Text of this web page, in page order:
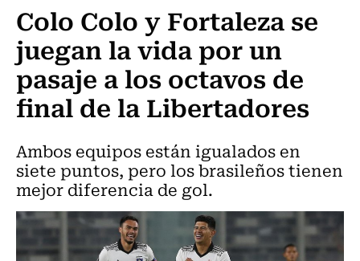
Colo Colo y Fortaleza se
juegan la vida por un
pasaje a los octavos de
final de la Libertadores
Ambos equipos están igualados en
siete puntos, pero los brasileños tienen
mejor diferencia de gol.